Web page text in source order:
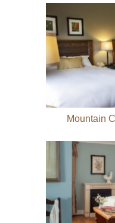
Mountain